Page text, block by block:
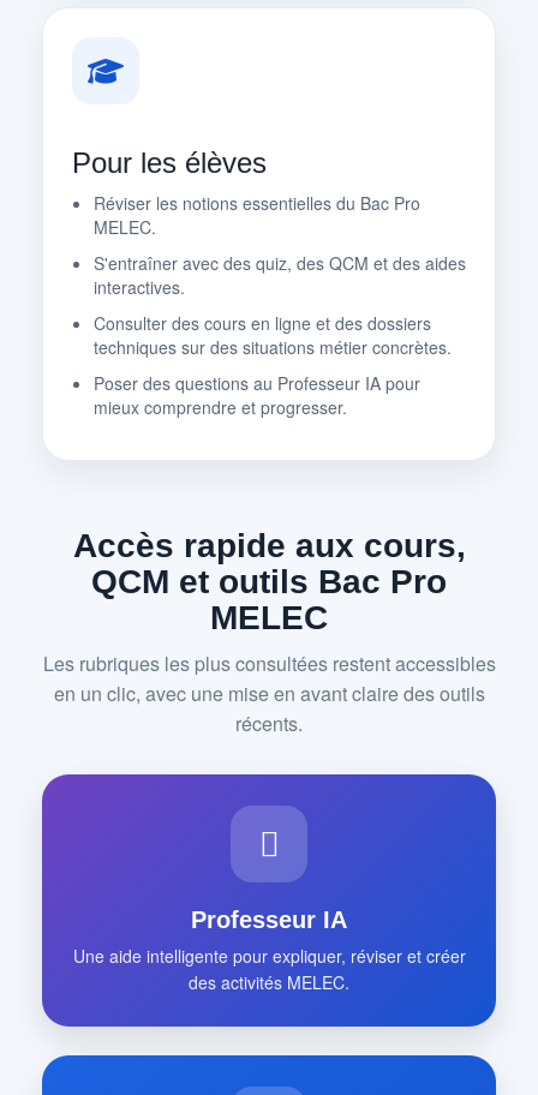
Pour les élèves
Réviser les notions essentielles du Bac Pro
MELEC.
S'entraîner avec des quiz, des QCM et des aides
interactives.
Consulter des cours en ligne et des dossiers
techniques sur des situations métier concrètes.
Poser des questions au Professeur IA pour
mieux comprendre et progresser.
Accès rapide aux cours,
QCM et outils Bac Pro
MELEC
Les rubriques les plus consultées restent accessibles
en un clic, avec une mise en avant claire des outils
récents.
Professeur IA
Une aide intelligente pour expliquer, réviser et créer
des activités MELEC.